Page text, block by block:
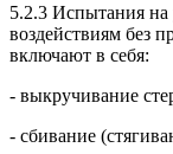
5.2.3 Испытания
воздействиям без
включают в себя:
- выкручивание
- сбивание